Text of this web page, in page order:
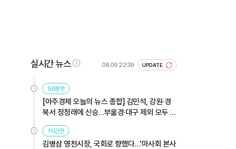
실시간 뉴스 08.09 22:39 UPDATE
50분전
[아주경제 오늘의 뉴스 종합] 김민석, 강원·경
북서 정청래에 신승…부울경·대구 제외 모두 웃
었다 外
1시간전
김병삼 영천시장, 국회로 향했다…'마사회 본사